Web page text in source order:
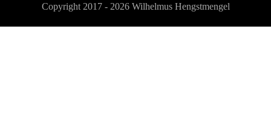
Copyright 2017 - 2026 Wilhelmus Hengstmengel